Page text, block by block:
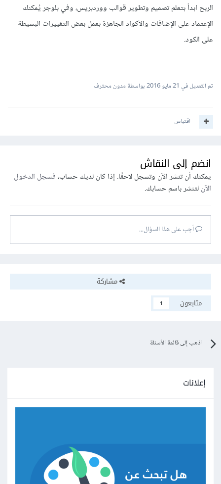
الربح ابدأ بتعلم تصميم وتطوير قوالب ووردبريس، وفي بلوجر يُمكنك
الإعتماد على الإضافات والأكواد الجاهزة بعمل بعض التغييرات البسيطة
على الكود.
تم التعديل في 21 مايو 2016 بواسطة مدون محترف
اقتباس
انضم إلى النقاش
يمكنك أن تنشر الآن وتسجل لاحقًا. إذا كان لديك حساب،فسجل الدخول
الآنلتنشر باسم حسابك.
أجب على هذا السؤال...
مشاركة
متابعون
1
اذهب إلى قائمة الأسئلة
إعلانات